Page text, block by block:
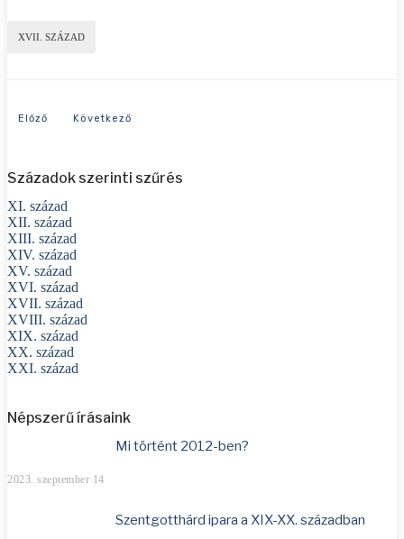
XVII. SZÁZAD
Előző cikk: 1550-es év eseményei
Előző Következő cikk: 1665-ös év eseményei
Következő
Századok szerinti szűrés
XI. század
XII. század
XIII. század
XIV. század
XV. század
XVI. század
XVII. század
XVIII. század
XIX. század
XX. század
XXI. század
Népszerű írásaink
Mi történt 2012-ben?
2023. szeptember 14
Szentgotthárd ipara a XIX-XX. században